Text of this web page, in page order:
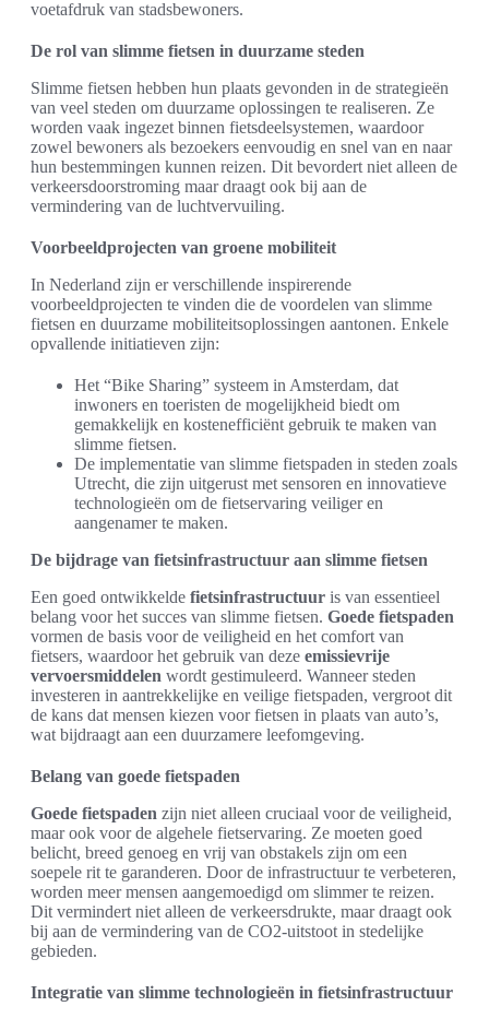
voetafdruk van stadsbewoners.
De rol van slimme fietsen in duurzame steden
Slimme fietsen hebben hun plaats gevonden in de strategieën
van veel steden om duurzame oplossingen te realiseren. Ze
worden vaak ingezet binnen fietsdeelsystemen, waardoor
zowel bewoners als bezoekers eenvoudig en snel van en naar
hun bestemmingen kunnen reizen. Dit bevordert niet alleen de
verkeersdoorstroming maar draagt ook bij aan de
vermindering van de luchtvervuiling.
Voorbeeldprojecten van groene mobiliteit
In Nederland zijn er verschillende inspirerende
voorbeeldprojecten te vinden die de voordelen van slimme
fietsen en duurzame mobiliteitsoplossingen aantonen. Enkele
opvallende initiatieven zijn:
Het “Bike Sharing” systeem in Amsterdam, dat
inwoners en toeristen de mogelijkheid biedt om
gemakkelijk en kostenefficiënt gebruik te maken van
slimme fietsen.
De implementatie van slimme fietspaden in steden zoals
Utrecht, die zijn uitgerust met sensoren en innovatieve
technologieën om de fietservaring veiliger en
aangenamer te maken.
De bijdrage van fietsinfrastructuur aan slimme fietsen
Een goed ontwikkelde fietsinfrastructuur is van essentieel
belang voor het succes van slimme fietsen. Goede fietspaden
vormen de basis voor de veiligheid en het comfort van
fietsers, waardoor het gebruik van deze emissievrije
vervoersmiddelen wordt gestimuleerd. Wanneer steden
investeren in aantrekkelijke en veilige fietspaden, vergroot dit
de kans dat mensen kiezen voor fietsen in plaats van auto’s,
wat bijdraagt aan een duurzamere leefomgeving.
Belang van goede fietspaden
Goede fietspaden zijn niet alleen cruciaal voor de veiligheid,
maar ook voor de algehele fietservaring. Ze moeten goed
belicht, breed genoeg en vrij van obstakels zijn om een
soepele rit te garanderen. Door de infrastructuur te verbeteren,
worden meer mensen aangemoedigd om slimmer te reizen.
Dit vermindert niet alleen de verkeersdrukte, maar draagt ook
bij aan de vermindering van de CO2-uitstoot in stedelijke
gebieden.
Integratie van slimme technologieën in fietsinfrastructuur